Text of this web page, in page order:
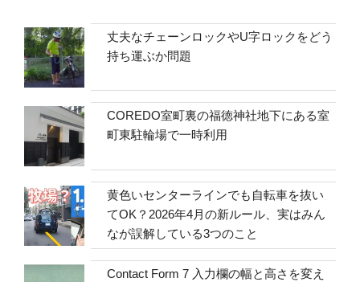
丈夫なチェーンロックやU字ロックをどう
持ち運ぶか問題
COREDO室町裏の福徳神社地下にある室
町東駐輪場で一時利用
黄色いセンターラインでも自転車を抜い
てOK？2026年4月の新ルール、実はみん
なが誤解している3つのこと
Contact Form 7 入力欄の幅と高さを変え